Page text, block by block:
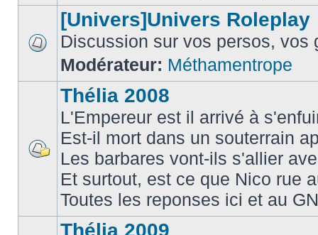
[Univers]Univers Roleplay
Discussion sur vos persos, vos
Modérateur: Méthamentrope
Thélia 2008
L'Empereur est il arrivé à
Est-il mort dans un souterrain
Les barbares vont-ils s'allier
Et surtout, est ce que Nico rue
Toutes les reponses ici et au GN
Thélia 2009